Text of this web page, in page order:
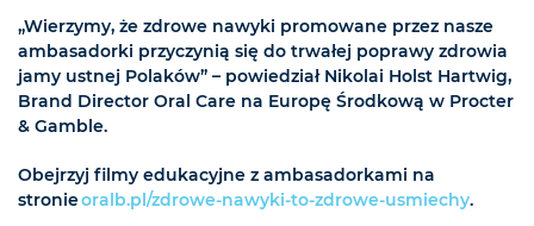
„Wierzymy, że zdrowe nawyki promowane przez nasze
ambasadorki przyczynią się do trwałej poprawy zdrowia
jamy ustnej Polaków” – powiedział Nikolai Holst Hartwig,
Brand Director Oral Care na Europę Środkową w Procter
& Gamble.
Obejrzyj filmy edukacyjne z ambasadorkami na
stronieoralb.pl/zdrowe-nawyki-to-zdrowe-usmiechy.